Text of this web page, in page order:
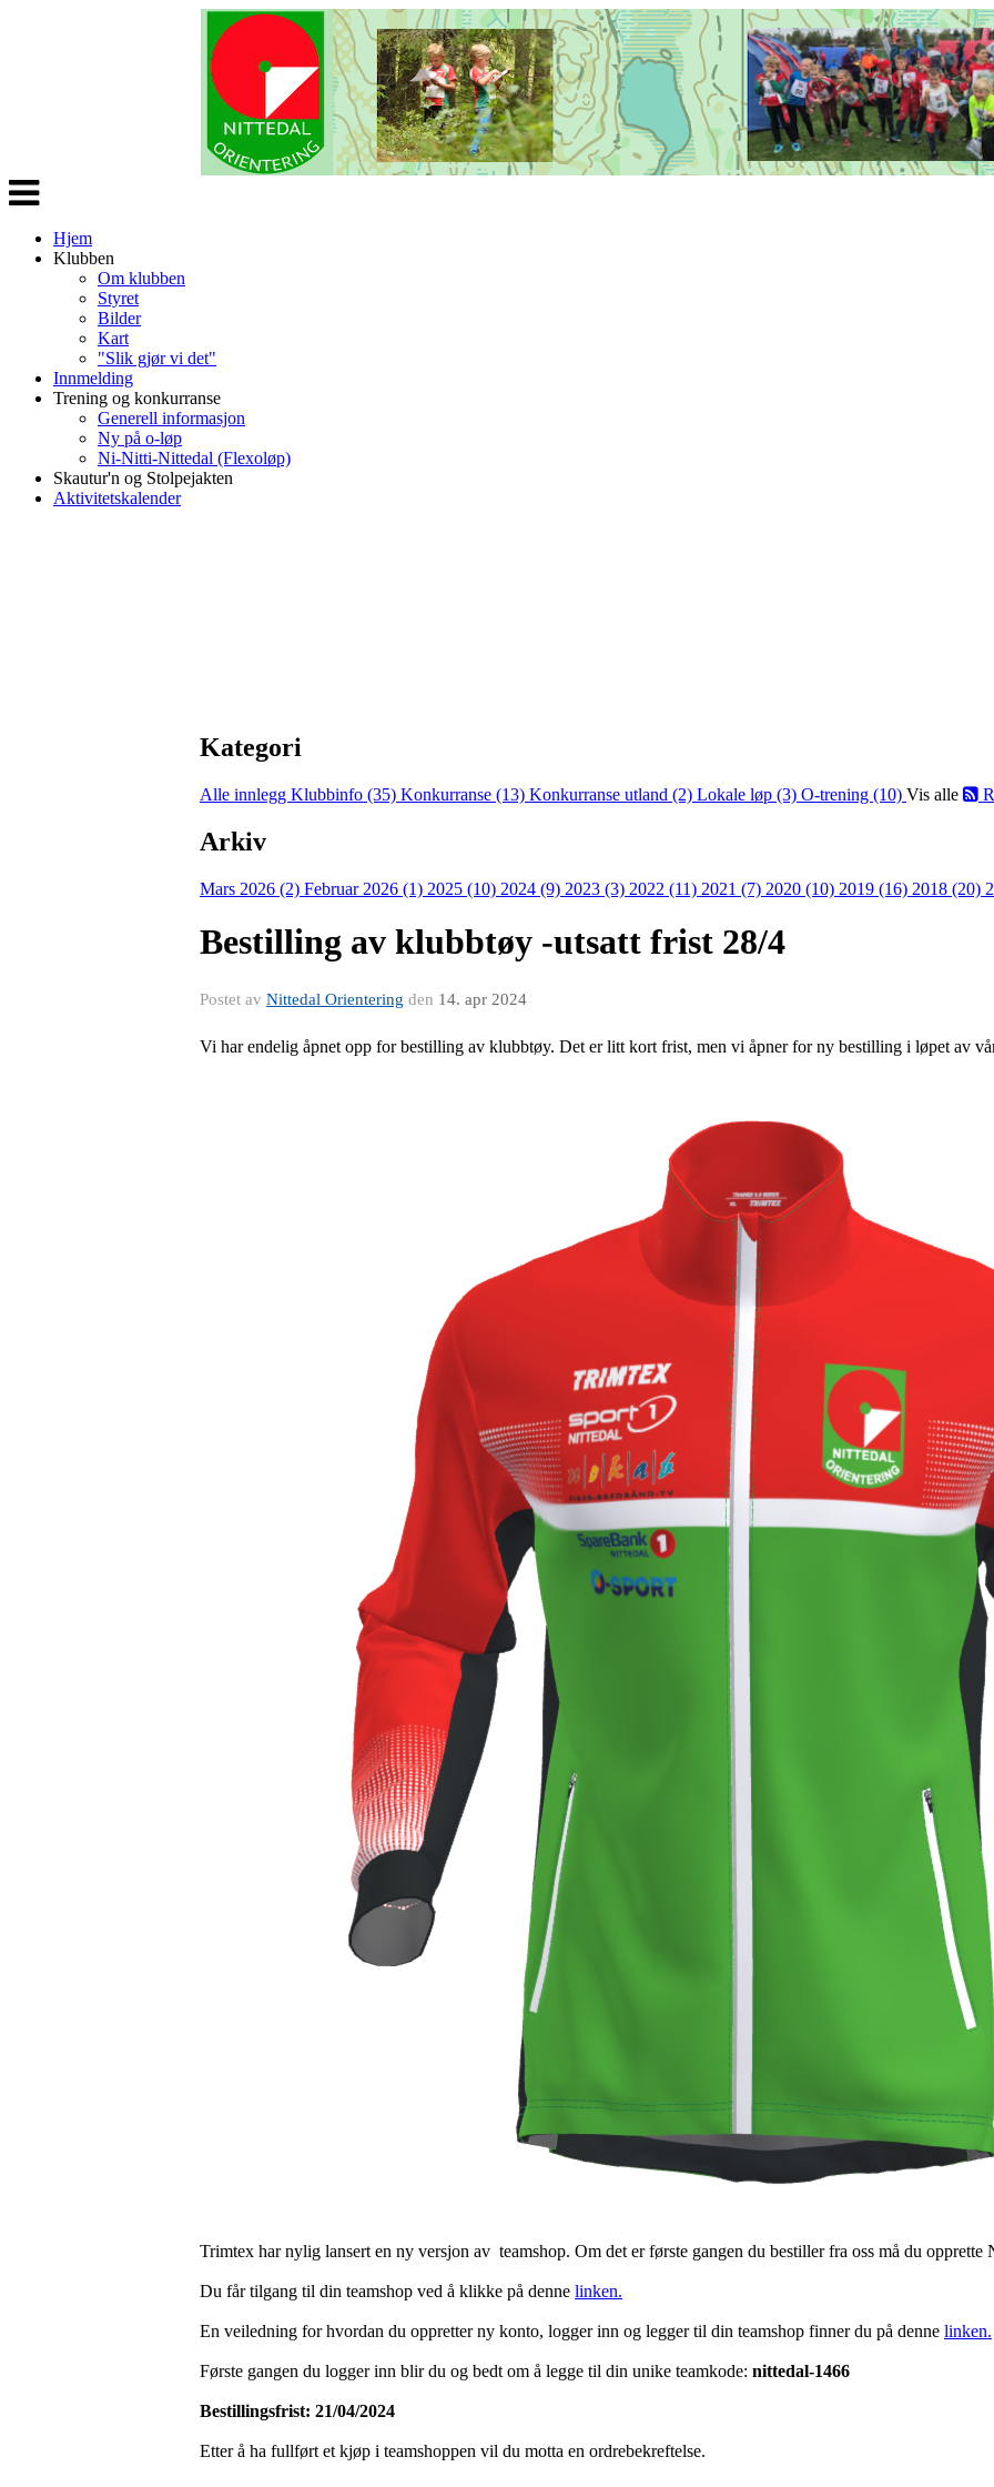
Veksle
navigasjon
Hjem
Klubben
Om klubben
Styret
Bilder
Kart
"Slik gjør vi det"
Innmelding
Trening og konkurranse
Generell informasjon
Ny på o-løp
Ni-Nitti-Nittedal (Flexoløp)
Skautur'n og Stolpejakten
Aktivitetskalender
Kategori
Alle innlegg Klubbinfo (35) Konkurranse (13) Konkurranse utland (2) Lokale løp (3) O-trening (10) Vis alle
Arkiv
Mars 2026 (2) Februar 2026 (1) 2025 (10) 2024 (9) 2023 (3) 2022 (11) 2021 (7) 2020 (10) 2019 (16) 2018 (20)
Bestilling av klubbtøy -utsatt frist 28/4
Postet av Nittedal Orientering den 14. apr 2024
Vi har endelig åpnet opp for bestilling av klubbtøy. Det er litt kort frist, men vi åpner for ny bestilling i løpet av
Trimtex har nylig lansert en ny versjon av teamshop. Om det er første gangen du bestiller fra oss må du
Du får tilgang til din teamshop ved å klikke på denne linken.
En veiledning for hvordan du oppretter ny konto, logger inn og legger til din teamshop finner du på denne linken.
Første gangen du logger inn blir du og bedt om å legge til din unike teamkode: nittedal-1466
Bestillingsfrist: 21/04/2024
Etter å ha fullført et kjøp i teamshoppen vil du motta en ordrebekreftelse.